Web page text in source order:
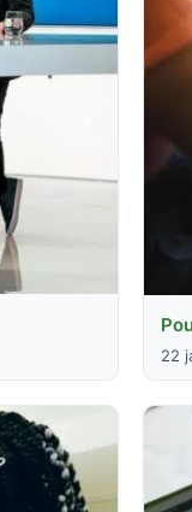
22